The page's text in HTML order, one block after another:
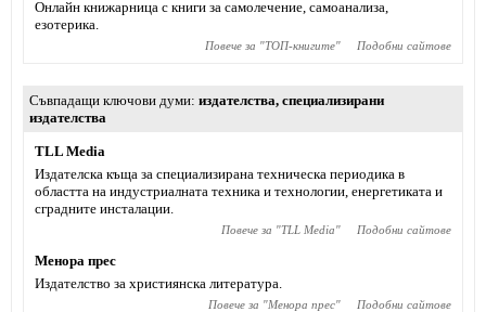
Онлайн книжарница с книги за самолечение, самоанализа,
езотерика.
Повече за "ТОП-книгите" Подобни сайтове
Съвпадащи ключови думи издателства, специализирани
издателства
TLL Media
Издателска къща за специализирана техническа периодика в
областта на индустриалната техника и технологии, енергетиката и
сградните инсталации.
Повече за "TLL Media" Подобни сайтове
Менора прес
Издателство за християнска литература.
Повече за "Менора прес" Подобни сайтове